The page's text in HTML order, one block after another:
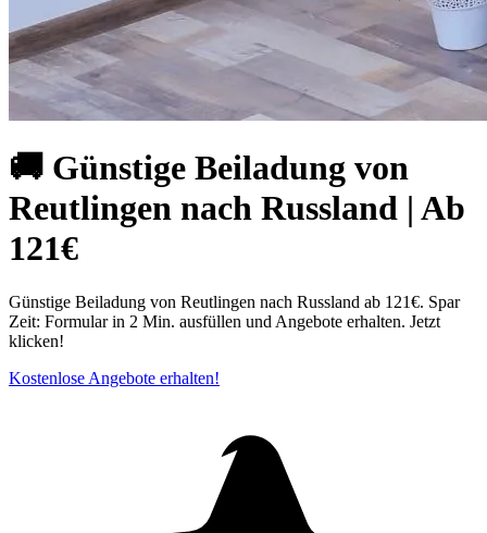
🚚 Günstige Beiladung von
Reutlingen nach Russland | Ab
121€
Günstige Beiladung von Reutlingen nach Russland ab 121€. Spar
Zeit: Formular in 2 Min. ausfüllen und Angebote erhalten. Jetzt
klicken!
Kostenlose Angebote erhalten!